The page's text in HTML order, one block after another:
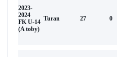
2023-
2024
FK U-14
(A toby)
Turan 27 0